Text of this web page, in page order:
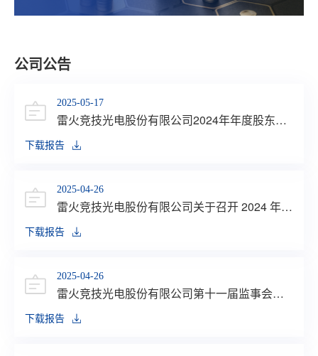
公司公告
2025-05-17
雷火竞技光电股份有限公司2024年年度股东大
会决议公告
下载报告
2025-04-26
雷火竞技光电股份有限公司关于召开 2024 年度
业绩说明会的公告
下载报告
2025-04-26
雷火竞技光电股份有限公司第十一届监事会第
十二次会议决议公告
下载报告